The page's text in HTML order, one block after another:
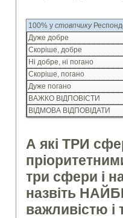
100% у стовпчику
Дуже добре
Скоріше, добре
Ні добре, ні погано
Скоріше, погано
Дуже погано
ВАЖКО ВІДПОВІСТИ
ВІДМОВА ВІДПОВІДАТИ
А які ТРИ
три сфери і
назвіть
важливістю і